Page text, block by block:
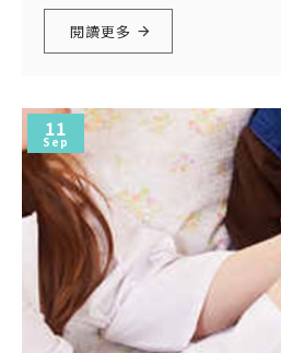
閱讀更多
11
Sep